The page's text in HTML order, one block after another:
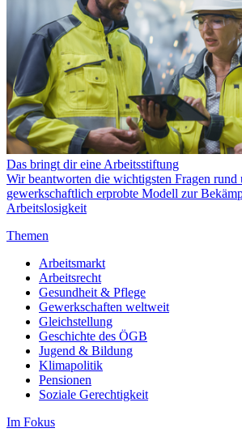
Das bringt dir eine Arbeitsstiftung
Wir beantworten die wichtigsten Fragen rund
gewerkschaftlich erprobte Modell zur
Arbeitslosigkeit
Themen
Arbeitsmarkt
Arbeitsrecht
Gesundheit & Pflege
Gewerkschaften weltweit
Gleichstellung
Geschichte des ÖGB
Jugend & Bildung
Klimapolitik
Pensionen
Soziale Gerechtigkeit
Im Fokus